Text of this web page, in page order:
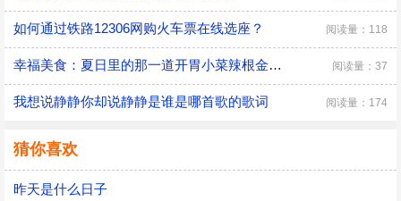
如何通过铁路12306网购火车票在线选座？ 阅读量：118
幸福美食：夏日里的那一道开胃小菜辣根金针菇 阅读量：37
我想说静静你却说静静是谁是哪首歌的歌词 阅读量：174
猜你喜欢
昨天是什么日子